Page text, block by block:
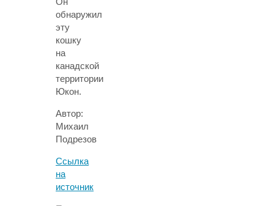
обнаружил
эту
кошку
на
канадской
территории
Юкон.
Автор:
Михаил
Подрезов
Ссылка
на
источник